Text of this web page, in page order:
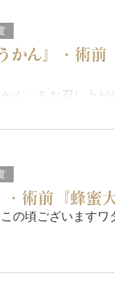
かん』・術前
ん』をお召し上が
代表的な冬のお
術前『蜂蜜大
の頃ございますワ
ございます